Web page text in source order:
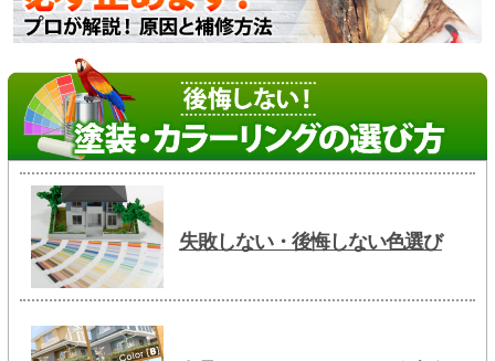
失敗しない・後悔しない色選び